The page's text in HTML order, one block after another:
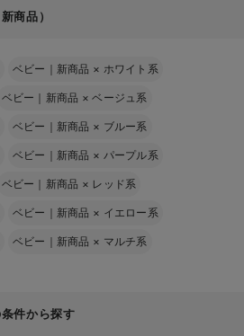
商品）
ベビー｜新商品 × ホワイト系
ベビー｜新商品 ×ベージュ系
ベビー｜新商品 × ブルー系
ベビー｜新商品 × パープル系
ベビー｜新商品 × レッド系
ベビー｜新商品 × イエロー系
ベビー｜新商品 × マルチ系
件から探す